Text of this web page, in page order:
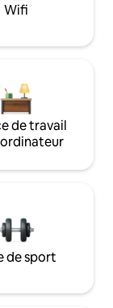
Wifi
de travail
de sport